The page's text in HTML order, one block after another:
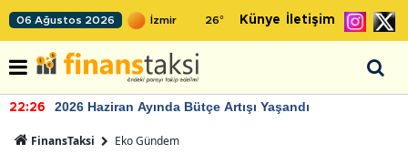
06 Ağustos 2026 26° Künye İletişim
22:26 2026 Haziran Ayında Bütçe Artışı Yaşandı
FinansTaksi Eko Gündem